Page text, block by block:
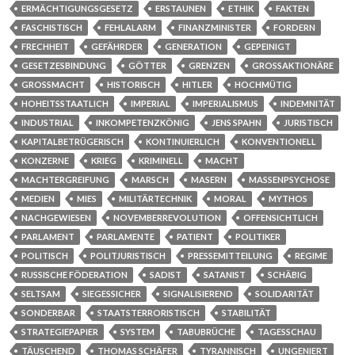
ERMÄCHTIGUNGSGESETZ
ERSTAUNEN ETHIK
FAKTEN
FASCHISTISCH
FEHLALARM FINANZMINISTER
FORDERN
FRECHHEIT
GEFÄHRDER GENERATION
GEPEINIGT
GESETZESBINDUNG
GÖTTER GRENZEN
GROSSAKTIONÄRE
GROSSMACHT
HISTORISCH HITLER
HOCHMÜTIG
HOHEITSSTAATLICH
IMPERIAL IMPERIALISMUS
INDEMNITÄT
INDUSTRIAL
INKOMPETENZKÖNIG JENS SPAHN
JURISTISCH
KAPITALBETRÜGERISCH
KONTINUIERLICH
KONVENTIONELL
KONZERNE
KRIEG KRIMINELL
MACHT
MACHTERGREIFUNG
MARSCH MASERN
MASSENPSYCHOSE
MEDIEN
MIES MILITÄRTECHNIK MORAL
MYTHOS
NACHGEWIESEN
NOVEMBERREVOLUTION
OFFENSICHTLICH
PARLAMENT
PARLAMENTE PATIENT
POLITIKER
POLITISCH
POLITJURISTISCH PRESSEMITTEILUNG
REGIME
RUSSISCHE FÖDERATION
SADIST SATANIST
SCHÄBIG
SELTSAM
SIEGESSICHER SIGNALISIEREND
SOLIDARITÄT
SONDERBAR
STAATSTERRORISTISCH
STABILITÄT
STRATEGIEPAPIER
SYSTEM TABUBRÜCHE
TAGESSCHAU
TÄUSCHEND
THOMAS SCHÄFER TYRANNISCH UNGENIERT